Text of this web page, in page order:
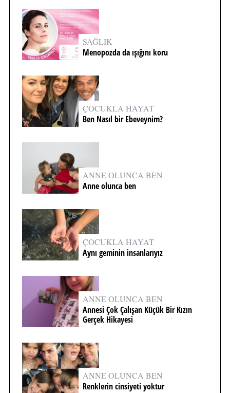
SAĞLIK
Menopozda da ışığını koru
ÇOCUKLA HAYAT
Ben Nasıl bir Ebeveynim?
ANNE OLUNCA BEN
Anne olunca ben
ÇOCUKLA HAYAT
Aynı geminin insanlarıyız
ANNE OLUNCA BEN
Annesi Çok Çalışan Küçük Bir Kızın
Gerçek Hikayesi
ANNE OLUNCA BEN
Renklerin cinsiyeti yoktur